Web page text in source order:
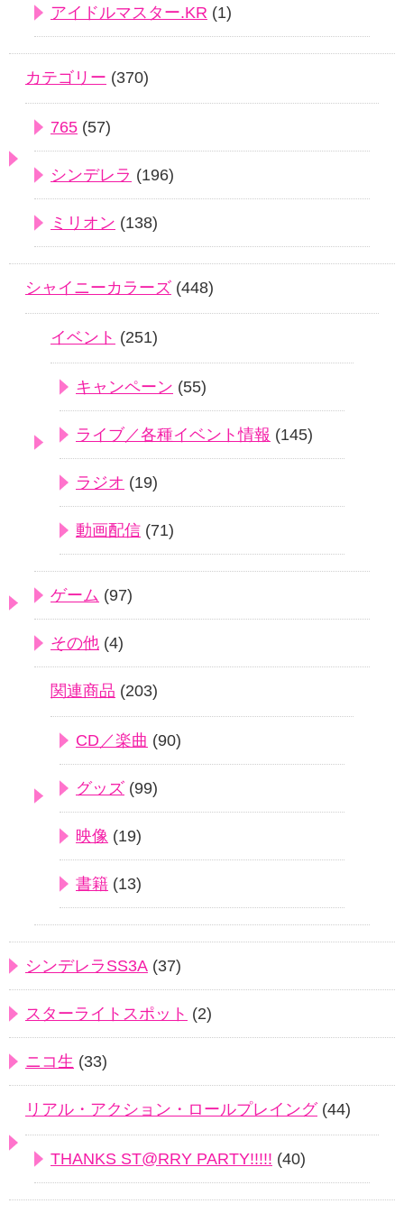
アイドルマスター.KR (1)
カテゴリー (370)
765 (57)
シンデレラ (196)
ミリオン (138)
シャイニーカラーズ (448)
イベント (251)
キャンペーン (55)
ライブ／各種イベント情報 (145)
ラジオ (19)
動画配信 (71)
ゲーム (97)
その他 (4)
関連商品 (203)
CD／楽曲 (90)
グッズ (99)
映像 (19)
書籍 (13)
シンデレラSS3A (37)
スターライトスポット (2)
ニコ生 (33)
リアル・アクション・ロールプレイング(44)
THANKS ST@RRY PARTY!!!!! (40)